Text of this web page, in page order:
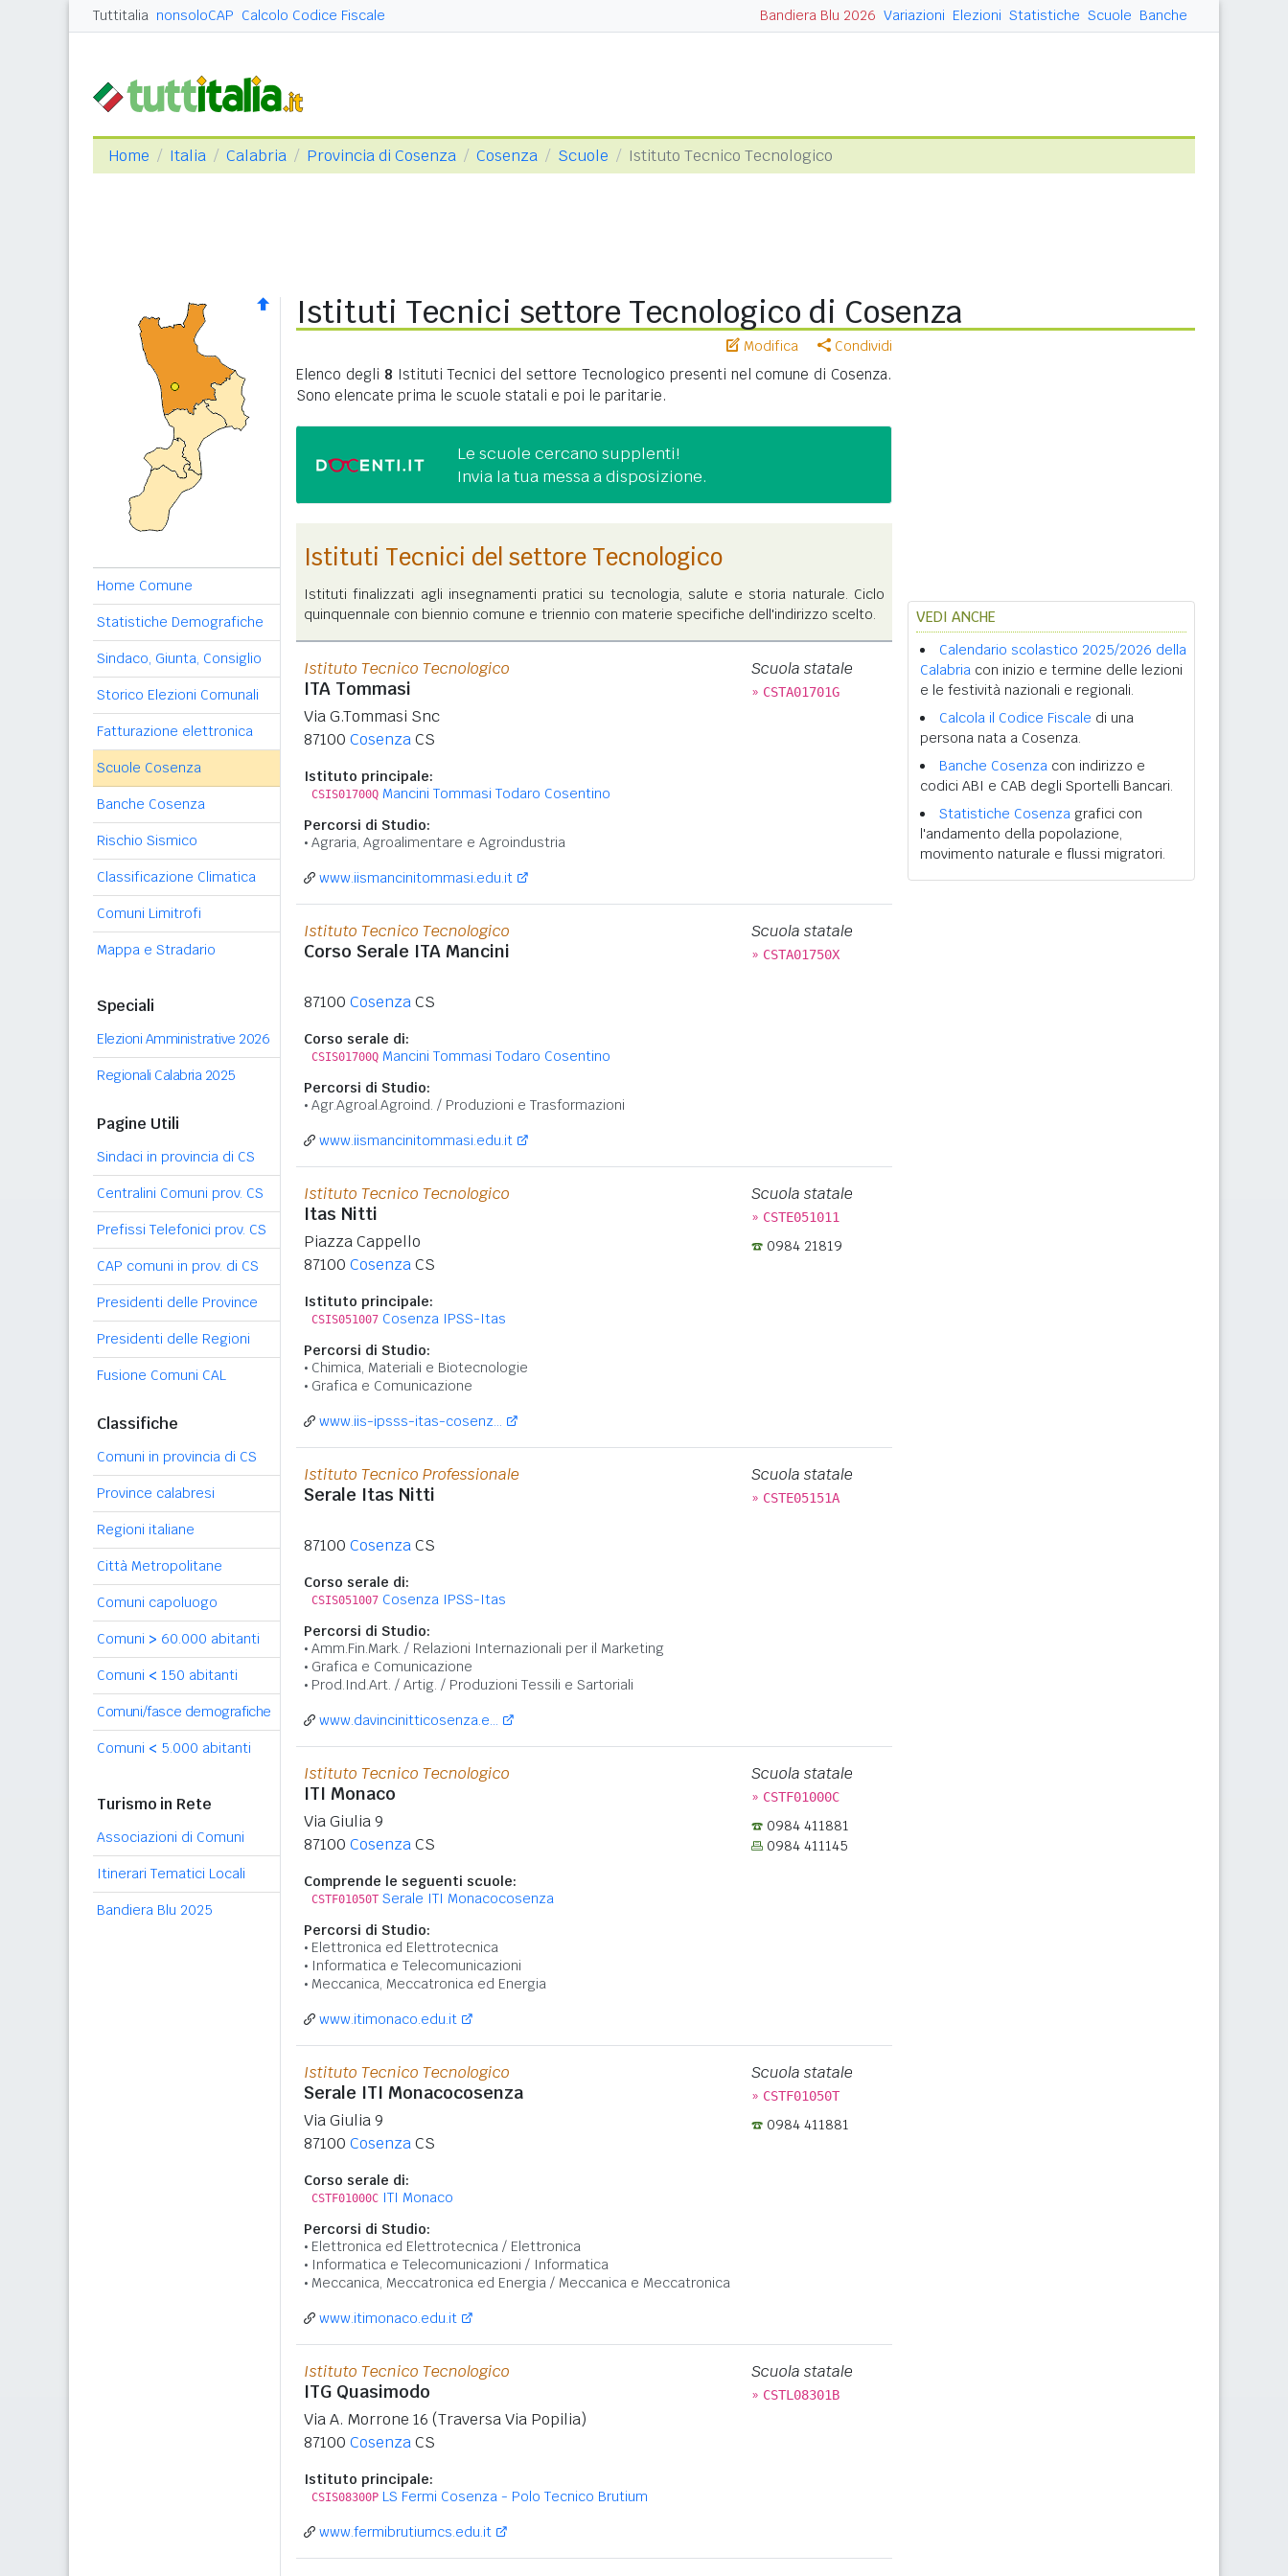
Tuttitalia nonsoloCAP Calcolo Codice Fiscale Bandiera Blu 2026 Variazioni Elezioni Statistiche Scuole Banche
Home Italia Calabria Provincia di Cosenza Cosenza Scuole Istituto Tecnico Tecnologico
Home Comune
Statistiche Demografiche
Sindaco, Giunta, Consiglio
Storico Elezioni Comunali
Fatturazione elettronica
Scuole Cosenza
Banche Cosenza
Rischio Sismico
Classificazione Climatica
Comuni Limitrofi
Mappa e Stradario
Speciali
Elezioni Amministrative 2026
Regionali Calabria 2025
Pagine Utili
Sindaci in provincia di CS
Centralini Comuni prov. CS
Prefissi Telefonici prov. CS
CAP comuni in prov. di CS
Presidenti delle Province
Presidenti delle Regioni
Fusione Comuni CAL
Classifiche
Comuni in provincia di CS
Province calabresi
Regioni italiane
Città Metropolitane
Comuni capoluogo
Comuni > 60.000 abitanti
Comuni < 150 abitanti
Comuni/fasce demografiche
Comuni < 5.000 abitanti
Turismo in Rete
Associazioni di Comuni
Itinerari Tematici Locali
Bandiera Blu 2025
Istituti Tecnici settore Tecnologico di Cosenza
Modifica Condividi
Elenco degli 8 Istituti Tecnici del settore Tecnologico presenti nel comune di Cosenza.
Sono elencate prima le scuole statali e poi le paritarie.
Le scuole cercano supplenti!
Invia la tua messa a disposizione.
Istituti Tecnici del settore Tecnologico
Istituti finalizzati agli insegnamenti pratici su tecnologia, salute e storia naturale. Ciclo
quinquennale con biennio comune e triennio con materie specifiche dell'indirizzo scelto.
Istituto Tecnico Tecnologico
ITA Tommasi
Via G.Tommasi Snc
87100 CosenzaCS
Istituto principale:
CSIS01700Q Mancini Tommasi Todaro Cosentino
Percorsi di Studio:
Agraria, Agroalimentare e Agroindustria
Scuola statale
» CSTA01701G
www.iismancinitommasi.edu.it
Istituto Tecnico Tecnologico
Corso Serale ITA Mancini
87100 CosenzaCS
Corso serale di:
CSIS01700Q Mancini Tommasi Todaro Cosentino
Percorsi di Studio:
Agr.Agroal.Agroind. / Produzioni e Trasformazioni
Scuola statale
» CSTA01750X
www.iismancinitommasi.edu.it
Istituto Tecnico Tecnologico
Itas Nitti
Piazza Cappello
87100 CosenzaCS
Istituto principale:
CSIS051007 Cosenza IPSS-Itas
Percorsi di Studio:
Chimica, Materiali e Biotecnologie
Grafica e Comunicazione
Scuola statale
» CSTE051011
0984 21819
www.iis-ipsss-itas-cosenz...
Istituto Tecnico Professionale
Serale Itas Nitti
87100 CosenzaCS
Corso serale di:
CSIS051007 Cosenza IPSS-Itas
Percorsi di Studio:
Amm.Fin.Mark. / Relazioni Internazionali per il Marketing
Grafica e Comunicazione
Prod.Ind.Art. / Artig. / Produzioni Tessili e Sartoriali
Scuola statale
» CSTE05151A
www.davincinitticosenza.e...
Istituto Tecnico Tecnologico
ITI Monaco
Via Giulia 9
87100 CosenzaCS
Comprende le seguenti scuole:
CSTF01050T Serale ITI Monacocosenza
Percorsi di Studio:
Elettronica ed Elettrotecnica
Informatica e Telecomunicazioni
Meccanica, Meccatronica ed Energia
Scuola statale
» CSTF01000C
0984 411881
0984 411145
www.itimonaco.edu.it
Istituto Tecnico Tecnologico
Serale ITI Monacocosenza
Via Giulia 9
87100 CosenzaCS
Corso serale di:
CSTF01000C ITI Monaco
Percorsi di Studio:
Elettronica ed Elettrotecnica / Elettronica
Informatica e Telecomunicazioni / Informatica
Meccanica, Meccatronica ed Energia / Meccanica e Meccatronica
Scuola statale
» CSTF01050T
0984 411881
www.itimonaco.edu.it
Istituto Tecnico Tecnologico
ITG Quasimodo
Via A. Morrone 16 (Traversa Via Popilia)
87100 CosenzaCS
Istituto principale:
CSIS08300P LS Fermi Cosenza - Polo Tecnico Brutium
Scuola statale
» CSTL08301B
www.fermibrutiumcs.edu.it
VEDI ANCHE
Calendario scolastico 2025/2026 della
Calabria con inizio e termine delle lezioni
e le festività nazionali e regionali.
Calcola il Codice Fiscale di una
persona nata a Cosenza.
Banche Cosenza con indirizzo e
codici ABI e CAB degli Sportelli Bancari.
Statistiche Cosenza grafici con
l'andamento della popolazione,
movimento naturale e flussi migratori.